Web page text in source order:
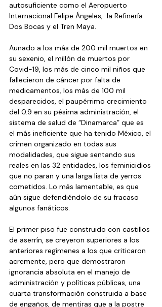
autosuficiente como el Aeropuerto
Internacional Felipe Ángeles,  la Refinería
Dos Bocas y el Tren Maya.
Aunado a los más de 200 mil muertos en
su sexenio, el millón de muertos por
Covid-19, los más de cinco mil niños que
fallecieron de cáncer por falta de
medicamentos, los más de 100 mil
desparecidos, el paupérrimo crecimiento
del 0.9 en su pésima administración, el
sistema de salud de “Dinamarca” que es
el más ineficiente que ha tenido México, el
crimen organizado en todas sus
modalidades, que sigue sentando sus
reales en las 32 entidades, los feminicidios
que no paran y una larga lista de yerros
cometidos. Lo más lamentable, es que
aún sigue defendiéndolo de su fracaso
algunos fanáticos.
El primer piso fue construido con castillos
de aserrín, se creyeron superiores a los
anteriores regímenes a los que criticaron
acremente, pero que demostraron
ignorancia absoluta en el manejo de
administración y políticas públicas, una
cuarta transformación construida a base
de engaños, de mentiras que a la postre